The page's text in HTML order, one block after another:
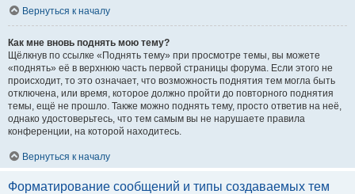
Вернуться к началу
Как мне вновь поднять мою тему?
Щёлкнув по ссылке «Поднять тему» при просмотре темы, вы можете
«поднять» её в верхнюю часть первой страницы форума. Если этого не
происходит, то это означает, что возможность поднятия тем могла быть
отключена, или время, которое должно пройти до повторного поднятия
темы, ещё не прошло. Также можно поднять тему, просто ответив на неё,
однако удостоверьтесь, что тем самым вы не нарушаете правила
конференции, на которой находитесь.
Вернуться к началу
Форматирование сообщений и типы создаваемых тем